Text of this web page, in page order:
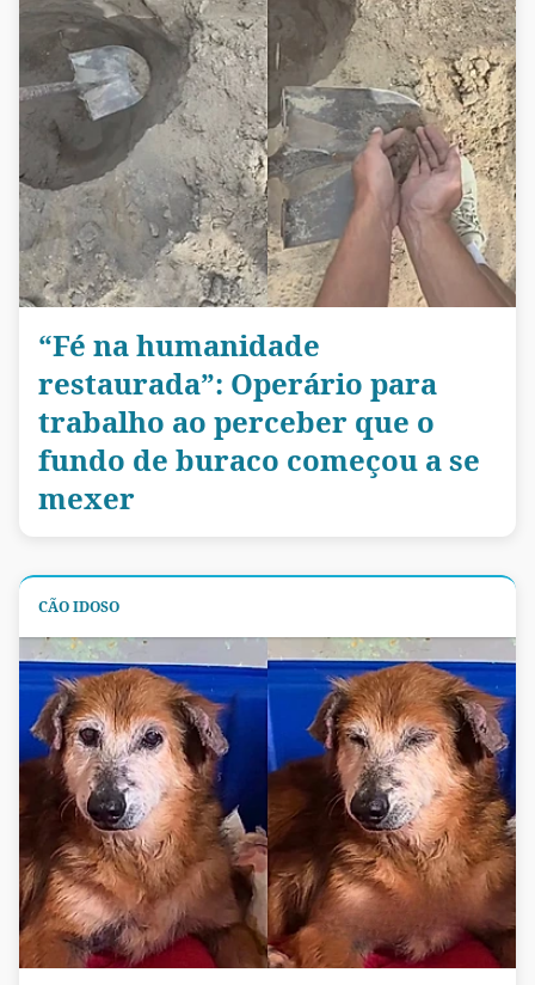
“Fé na humanidade
restaurada”: Operário para
trabalho ao perceber que o
fundo de buraco começou a se
mexer
CÃO IDOSO